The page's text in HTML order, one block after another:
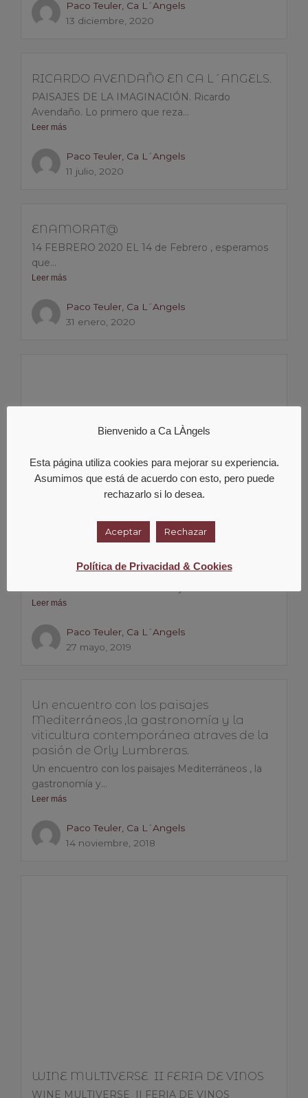
Paco Teuler, Ca L´Angels
13 diciembre, 2020
RICARDO AVENDAÑO EN CA L´ANGELS.
PAISAJES DE LA IMAGINACIÓN. Ricardo
Avendaño. Lo primero que reza...
Leer más
Paco Teuler, Ca L´Angels
11 julio, 2020
ENAMORAT@
14 FEBRERO 2020 EL 14 de Febrero , esperamos
que...
Leer más
Paco Teuler, Ca L´Angels
31 enero, 2020
ORTEGA.
Leer más
Paco Teuler, Ca L´Angels
27 mayo, 2019
Un encuentro con los paisajes
Mediterráneos ,la gastronomía y la
viticultura contemporánea atraves de la
pasión de Orly Lumbreras.
Un encuentro con los paisajes Mediterráneos , la
gastronomía y...
Leer más
Paco Teuler, Ca L´Angels
14 noviembre, 2018
WINE MULTIVERSE II FERIA DE VINOS
WINE MULTIVERSE II FERIA DE VINOS
Bienvenido a Ca LÀngels
Esta página utiliza cookies para mejorar su experiencia.
Asumimos que está de acuerdo con esto, pero puede
rechazarlo si lo desea.
Aceptar Rechazar
Política de Privacidad & Cookies